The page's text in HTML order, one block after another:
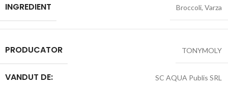
INGREDIENT Broccoli, Varza
PRODUCATOR TONYMOLY
VANDUT DE: SC AQUA Publis SRL